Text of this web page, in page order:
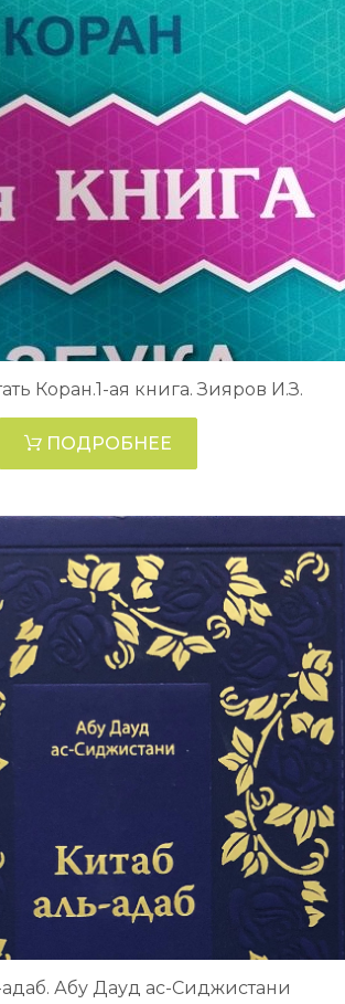
Коран.1-ая книга. Зияров И.З.
ПОДРОБНЕЕ
адаб. Абу Дауд ас-Сиджистани